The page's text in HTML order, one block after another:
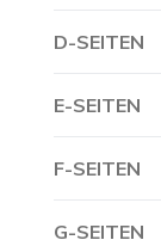
D-SEITEN
E-SEITEN
F-SEITEN
G-SEITEN